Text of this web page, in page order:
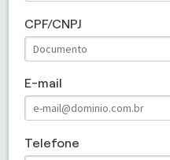
CPF/CNPJ
E-mail
Telefone